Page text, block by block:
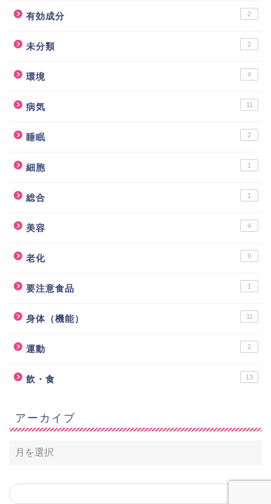
有効成分 2
未分類 2
環境 4
病気 11
睡眠 2
細胞 1
総合 1
美容 4
老化 9
要注意食品 1
身体（機能） 11
運動 2
飲・食 13
アーカイブ